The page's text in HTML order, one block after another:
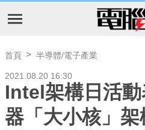
首頁 半導體/電子產業
2021.08.20 16:30
Intel架構日活
器「大小核」